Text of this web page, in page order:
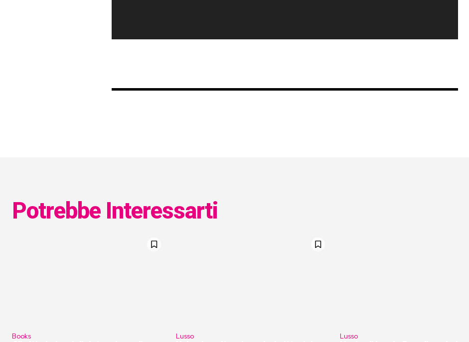
Potrebbe Interessarti
Books Lusso Lusso